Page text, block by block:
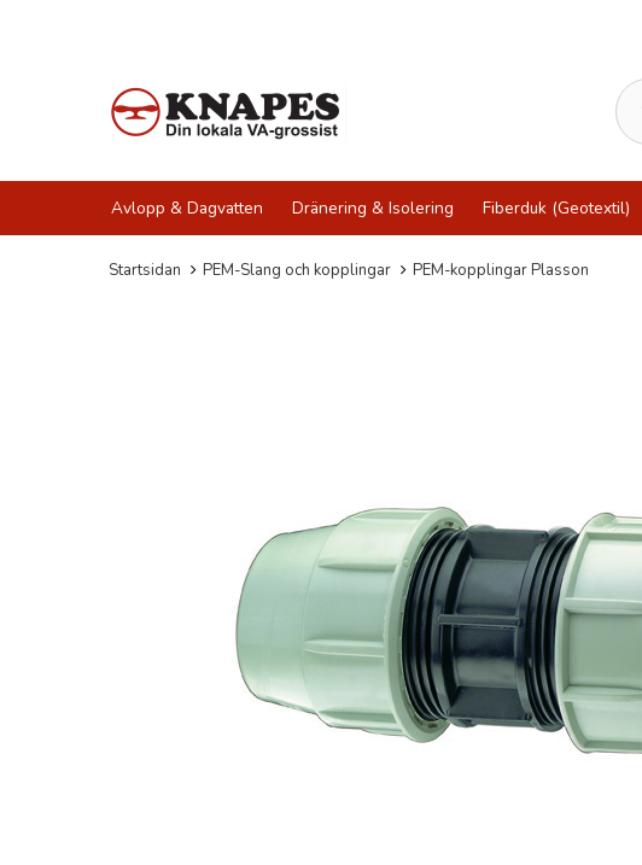
Avlopp & Dagvatten Dränering & Isolering Fiberduk (Geotextil)
Startsidan PEM-Slang och kopplingar PEM-kopplingar Plasson